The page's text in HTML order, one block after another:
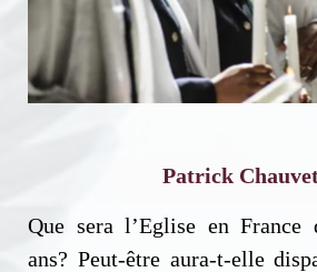
Patrick
Que sera l’Eglise en France
ans? Peut-être aura-t-elle